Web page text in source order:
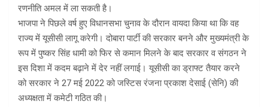
रणनीति अमल में ला सकती है।
भाजपा ने पिछले वर्ष हुए विधानसभा चुनाव के दौरान वायदा किया था कि वह
राज्य में यूसीसी लागू करेगी। दोबारा पार्टी की सरकार बनने और मुख्यमंत्री के
रूप में पुष्कर सिंह धामी को फिर से कमान मिलने के बाद सरकार व संगठन ने
इस दिशा में कदम बढ़ाने में देर नहीं लगाई। यूसीसी का ड्राफ्ट तैयार करने
को सरकार ने 27 मई 2022 को जस्टिस रंजना प्रकाश देसाई (सेनि) की
अध्यक्षता में कमेटी गठित की।